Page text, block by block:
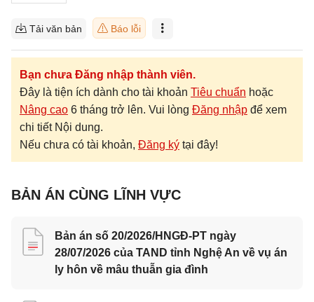
Tải văn bản Báo lỗi
Bạn chưa Đăng nhập thành viên.
Đây là tiện ích dành cho tài khoản Tiêu chuẩn hoặc
Nâng cao 6 tháng trở lên. Vui lòng Đăng nhập để xem
chi tiết Nội dung.
Nếu chưa có tài khoản, Đăng ký tại đây!
BẢN ÁN CÙNG LĨNH VỰC
Bản án số 20/2026/HNGĐ-PT ngày
28/07/2026 của TAND tỉnh Nghệ An về vụ án
ly hôn về mâu thuẫn gia đình